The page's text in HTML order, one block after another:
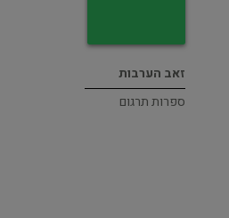
זאב הערבות
ספרות תרגום